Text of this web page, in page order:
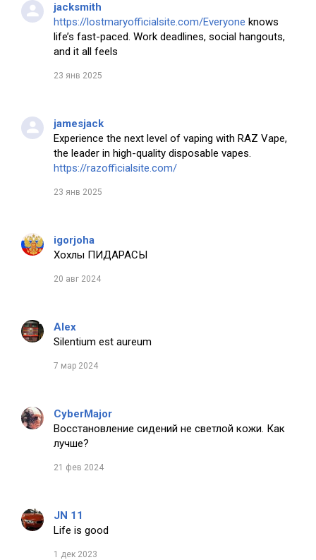
jacksmith
https://lostmaryofficialsite.com/Everyone knows
life’s fast-paced. Work deadlines, social hangouts,
and it all feels
23 янв 2025
jamesjack
Experience the next level of vaping with RAZ Vape,
the leader in high-quality disposable vapes.
https://razofficialsite.com/
23 янв 2025
igorjoha
Хохлы ПИДАРАСЫ
20 авг 2024
Alex
Silentium est aureum
7 мар 2024
CyberMajor
Восстановление сидений не светлой кожи. Как
лучше?
21 фев 2024
JN 11
Life is good
1 дек 2023